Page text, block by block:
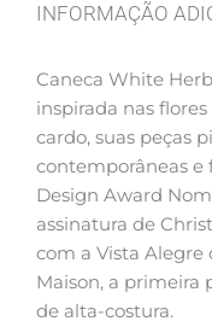
INFORMAÇÃO
Caneca White
inspirada nas
cardo, suas peças
contemporâneas e
Design Award
assinatura de
com a Vista Alegre
Maison, a primeira
de alta-costura.